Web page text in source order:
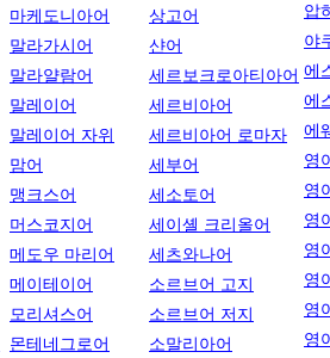
마케도니아어
말라가시어
말라얄람어
말레이어
말레이어 자위
맘어
맹크스어
머스코지어
메도우 마리어
메이테이어
모리셔스어
몬테네그로어
상고어
샨어
세르보크로아티아어
세르비아어
세르비아어 로마자
세부어
세소토어
세이셸 크리올어
세츠와나어
소르브어 고지
소르브어 저지
소말리아어
압
야
에
에
에
영
영
영
영
영
영
영